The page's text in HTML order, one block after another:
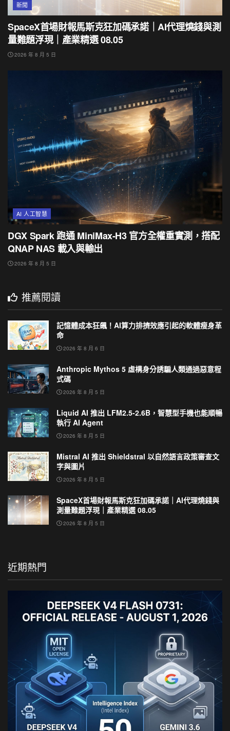
新聞
SpaceX首場財報馬斯克狂加碼承諾｜AI代理燒錢與測
量難題浮現｜產業精選 08.05
2026 年 8 月 5 日
AI 人工智慧
DGX Spark 跑通 MiniMax-H3 官方全權重實測，搭配
QNAP NAS 載入與輸出
2026 年 8 月 5 日
推薦閱讀
記憶體成本狂飆！AI算力排擠效應引起的軟體瘦身革
命
2026 年 8 月 6 日
Anthropic Mythos 5 虛構身分誘騙人類通過惡意程
式碼
2026 年 8 月 5 日
Liquid AI 推出 LFM2.5-2.6B，智慧型手機也能順暢
執行 AI Agent
2026 年 8 月 5 日
Mistral AI 推出 Shieldstral 以自然語言政策審查文
字與圖片
2026 年 8 月 5 日
SpaceX首場財報馬斯克狂加碼承諾｜AI代理燒錢與
測量難題浮現｜產業精選 08.05
2026 年 8 月 5 日
近期熱門